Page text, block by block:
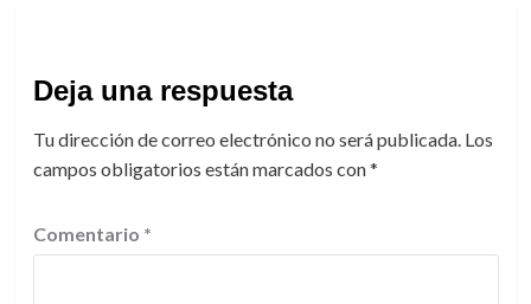
Deja una respuesta
Tu dirección de correo electrónico no será publicada. Los
campos obligatorios están marcados con*
Comentario *